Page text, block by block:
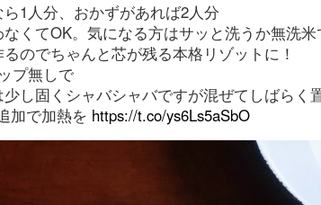
1人分、おかずがあれば2人分
くてOK。気になる方はサッと洗うか無洗米
のでちゃんと芯が残る本格リゾットに！
プ無しで
し固くシャバシャバですが混ぜてしばらく
加で加熱を https://t.co/ys6Ls5aSbO